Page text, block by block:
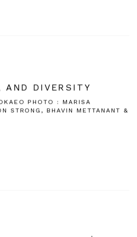
AND DIVERSITY
PHOTO : MARISA
STRONG, BHAVIN METTANANT &